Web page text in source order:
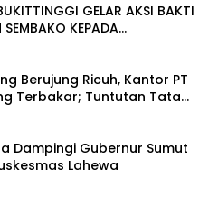
GELAR AKSI BAKTI
KEPADA
Berujung Ricuh, Kantor PT
Terbakar; Tuntutan Tata
Sorotan
Dampingi Gubernur Sumut
Lahewa